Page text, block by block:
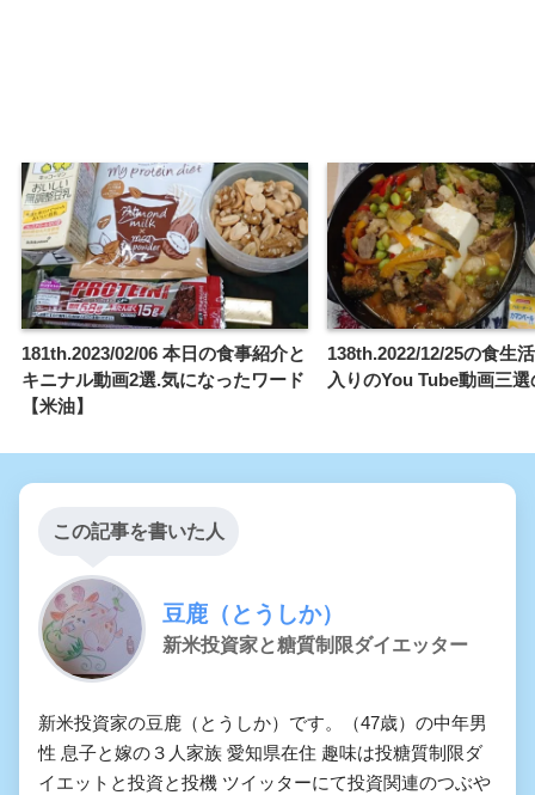
181th.2023/02/06 本日の食事紹介と
キニナル動画2選.気になったワード
【米油】
138th.2022/12/25の食生
入りのYou Tube動画三
この記事を書いた人
豆鹿（とうしか）
新米投資家と糖質制限ダイエッター
新米投資家の豆鹿（とうしか）です。（47歳）の中年男
性 息子と嫁の３人家族 愛知県在住 趣味は投糖質制限ダ
イエットと投資と投機 ツイッターにて投資関連のつぶや